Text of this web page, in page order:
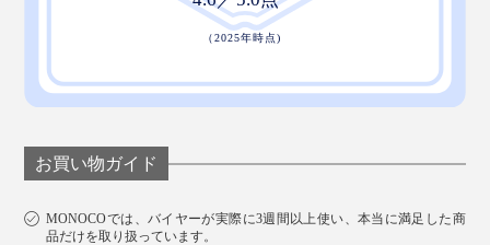
お買い物ガイド
MONOCOでは、バイヤーが実際に3週間以上使い、本当に満足した商
品だけを取り扱っています。